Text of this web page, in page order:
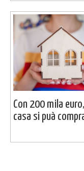
Con 200 mila
casa si puà